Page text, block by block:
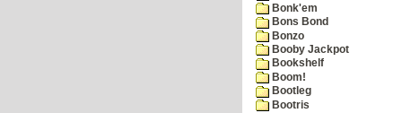
Bonk'em
Bons Bond
Bonzo
Booby Jackpot
Bookshelf
Boom!
Bootleg
Bootris